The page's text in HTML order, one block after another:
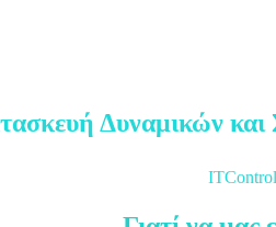
Δυναμικών και